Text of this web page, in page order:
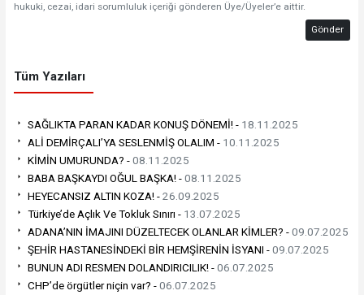
hukuki, cezai, idari sorumluluk içeriği gönderen Üye/Üyeler’e aittir.
Gönder
Tüm Yazıları
SAĞLIKTA PARAN KADAR KONUŞ DÖNEMİ! - 18.11.2025
ALİ DEMİRÇALI’YA SESLENMİŞ OLALIM - 10.11.2025
KİMİN UMURUNDA? -08.11.2025
BABA BAŞKAYDI OĞUL BAŞKA! -08.11.2025
HEYECANSIZ ALTIN KOZA! -26.09.2025
Türkiye’de Açlık Ve Tokluk Sınırı - 13.07.2025
ADANA’NIN İMAJINI DÜZELTECEK OLANLAR KİMLER? -09.07.2025
ŞEHİR HASTANESİNDEKİ BİR HEMŞİRENİN İSYANI -09.07.2025
BUNUN ADI RESMEN DOLANDIRICILIK! -06.07.2025
CHP’de örgütler niçin var? -06.07.2025